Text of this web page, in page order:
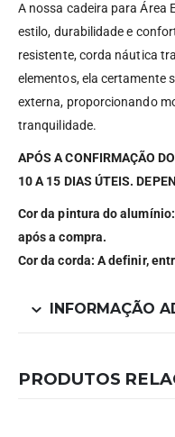
A nossa cadeira para Área
estilo, durabilidade e
resistente, corda náutica
elementos, ela certamente
externa, proporcionando
tranquilidade.
APÓS A CONFIRMAÇÃO
10 A 15 DIAS ÚTEIS.
Cor da pintura do
após a compra.
Cor da corda: A definir,
INFORMAÇÃO
PRODUTOS